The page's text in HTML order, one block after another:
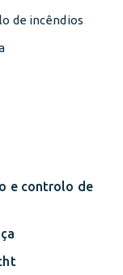
de incêndios
e controlo de